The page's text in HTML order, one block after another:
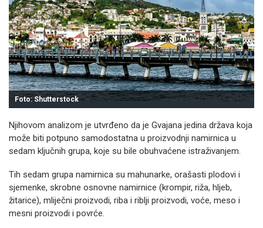
Foto: Shutterstock
Njihovom analizom je utvrđeno da je Gvajana jedina država koja
može biti potpuno samodostatna u proizvodnji namirnica u
sedam ključnih grupa, koje su bile obuhvaćene istraživanjem.
Tih sedam grupa namirnica su mahunarke, orašasti plodovi i
sjemenke, skrobne osnovne namirnice (krompir, riža, hljeb,
žitarice), mliječni proizvodi, riba i riblji proizvodi, voće, meso i
mesni proizvodi i povrće.